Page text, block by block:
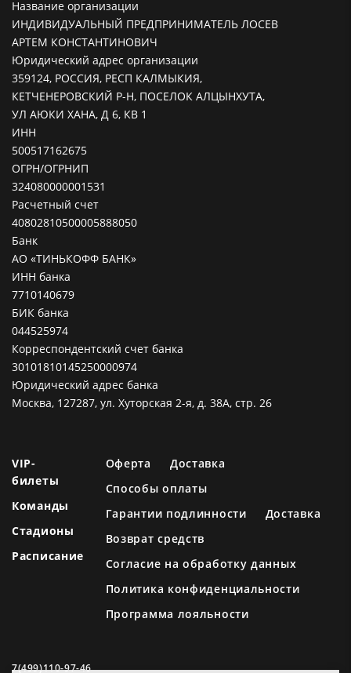
Название организации
ИНДИВИДУАЛЬНЫЙ ПРЕДПРИНИМАТЕЛЬ ЛОСЕВ
АРТЕМ КОНСТАНТИНОВИЧ
Юридический адрес организации
359124, РОССИЯ, РЕСП КАЛМЫКИЯ,
КЕТЧЕНЕРОВСКИЙ Р-Н, ПОСЕЛОК АЛЦЫНХУТА,
УЛ АЮКИ ХАНА, Д 6, КВ 1
ИНН
500517162675
ОГРН/ОГРНИП
324080000001531
Расчетный счет
40802810500005888050
Банк
АО «ТИНЬКОФФ БАНК»
ИНН банка
7710140679
БИК банка
044525974
Корреспондентский счет банка
30101810145250000974
Юридический адрес банка
Москва, 127287, ул. Хуторская 2-я, д. 38А, стр. 26
VIP-
билеты
Команды
Стадионы
Расписание
Оферта
Доставка
Способы оплаты
Гарантии подлинности
Доставка
Возврат средств
Согласие на обработку данных
Политика конфиденциальности
Программа лояльности
7(499)110-97-46